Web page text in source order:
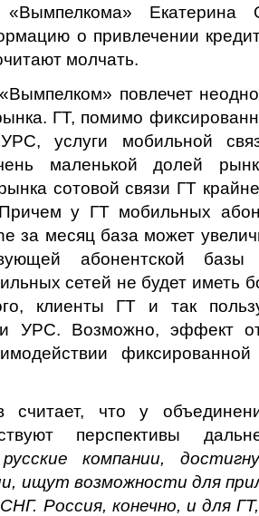
«Вымпелкома» Екатерина
о привлечении
молчать.
повлечет
ГТ, помимо
услуги мобильной
маленькой долей
сотовой связи ГТ
у ГТ мобильных
за месяц база может
абонентской базы
сетей не будет иметь
клиенты ГТ и так
УРС. Возможно, эффект
считает, что у
перспективы
компании,
ищут возможности для
Россия, конечно, и для